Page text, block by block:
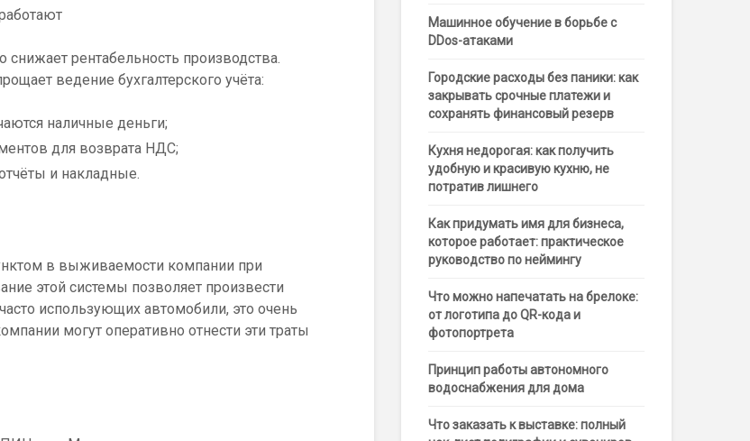
рентабельность производства.
ведение бухгалтерского учёта:
наличные деньги;
для возврата НДС;
и накладные.
в выживаемости компании при
этой системы позволяет произвести
использующих автомобили, это очень
могут оперативно отнести эти траты
Машинное обучение в борьбе с
DDos-атаками
Городские расходы без паники: как
закрывать срочные платежи и
сохранять финансовый резерв
Кухня недорогая: как получить
удобную и красивую кухню, не
потратив лишнего
Как придумать имя для бизнеса,
которое работает: практическое
руководство по неймингу
Что можно напечатать на брелоке:
от логотипа до QR-кода и
фотопортрета
Принцип работы автономного
водоснабжения для дома
Что заказать к выставке: полный